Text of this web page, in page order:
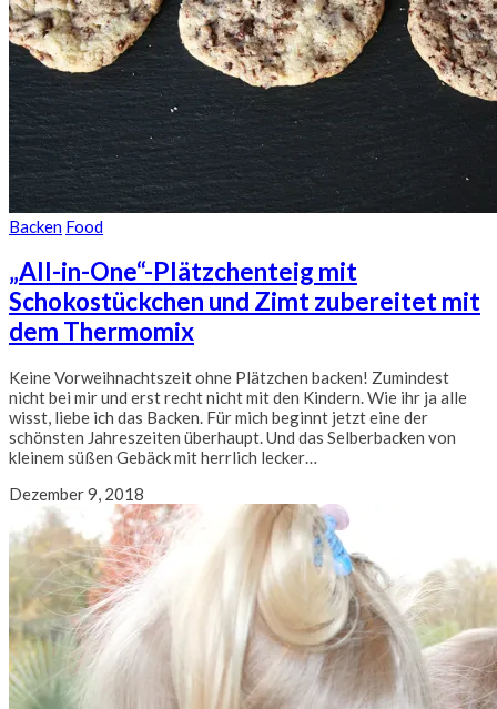
Backen Food
„All-in-One“-Plätzchenteig mit
Schokostückchen und Zimt zubereitet mit
dem Thermomix
Keine Vorweihnachtszeit ohne Plätzchen backen! Zumindest
nicht bei mir und erst recht nicht mit den Kindern. Wie ihr ja alle
wisst, liebe ich das Backen. Für mich beginnt jetzt eine der
schönsten Jahreszeiten überhaupt. Und das Selberbacken von
kleinem süßen Gebäck mit herrlich lecker…
Dezember 9, 2018